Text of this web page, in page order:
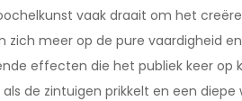
vaak draait om het
meer op de pure vaardigheid
effecten die het publiek keer op
de zintuigen prikkelt en een